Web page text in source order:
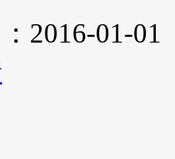
2016-01-01